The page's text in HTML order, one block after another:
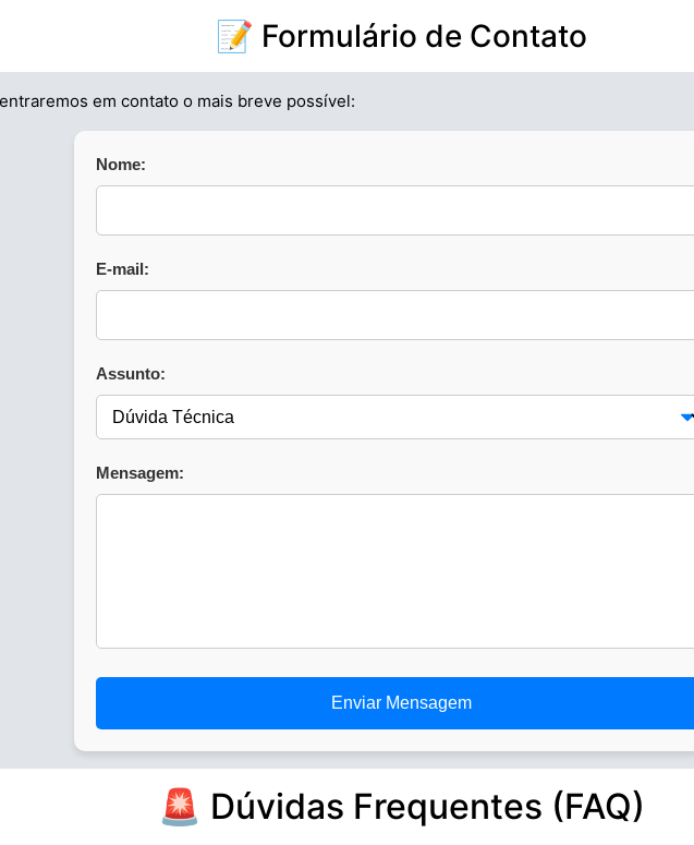
📝 Formulário de Contato
em contato o mais breve possível:
Nome:
E-mail:
Assunto:
Mensagem:
Enviar Mensagem
🚨 Dúvidas Frequentes (FAQ)